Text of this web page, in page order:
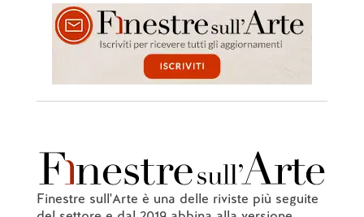
Finestre sull'Arte è una delle riviste più seguite